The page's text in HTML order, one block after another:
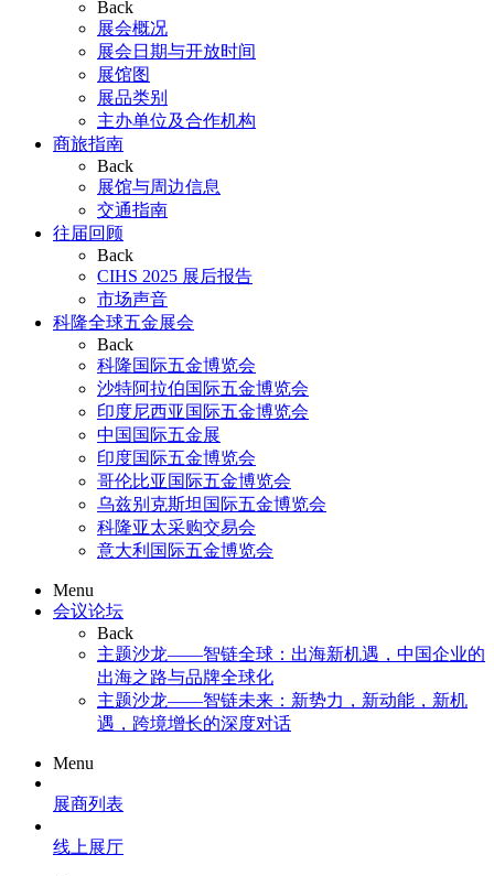
Back
展会概况
展会日期与开放时间
展馆图
展品类别
主办单位及合作机构
商旅指南
Back
展馆与周边信息
交通指南
往届回顾
Back
CIHS 2025 展后报告
市场声音
科隆全球五金展会
Back
科隆国际五金博览会
沙特阿拉伯国际五金博览会
印度尼西亚国际五金博览会
中国国际五金展
印度国际五金博览会
哥伦比亚国际五金博览会
乌兹别克斯坦国际五金博览会
科隆亚太采购交易会
意大利国际五金博览会
Menu
会议论坛
Back
主题沙龙——智链全球：出海新机遇，中国企业的
出海之路与品牌全球化
主题沙龙——智链未来：新势力，新动能，新机
遇，跨境增长的深度对话
Menu
展商列表
线上展厅